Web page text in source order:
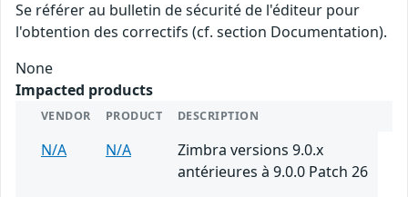
Se référer au bulletin de sécurité de l'éditeur pour
l'obtention des correctifs (cf. section Documentation).
None
Impacted products
VENDOR PRODUCT DESCRIPTION
N/A N/A
Zimbra versions 9.0.x
antérieures à 9.0.0 Patch 26